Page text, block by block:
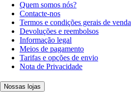
Quem somos nós?
Contacte-nos
Termos e condições gerais de venda
Devoluções e reembolsos
Informação legal
Meios de pagamento
Tarifas e opções de envio
Nota de Privacidade
Nossas lojas